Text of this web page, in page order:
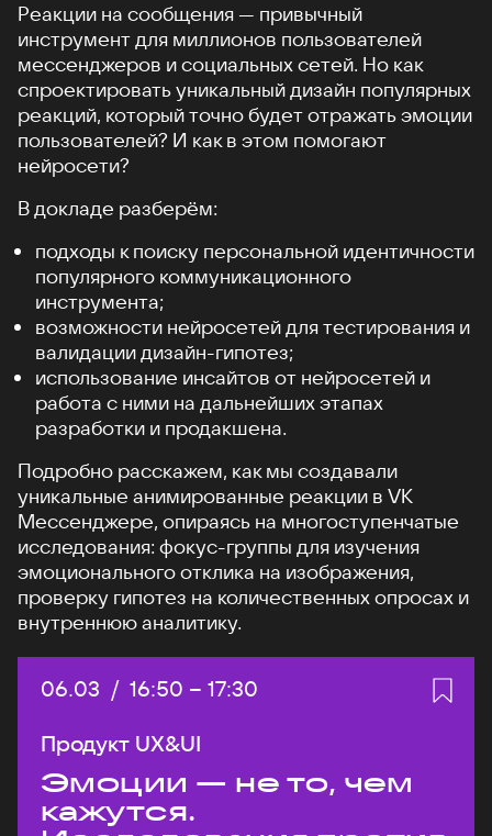
Реакции на сообщения — привычный
инструмент для миллионов пользователей
мессенджеров и социальных сетей. Но как
спроектировать уникальный дизайн популярных
реакций, который точно будет отражать эмоции
пользователей? И как в этом помогают
нейросети?
В докладе разберём:
подходы к поиску персональной идентичности
популярного коммуникационного
инструмента;
возможности нейросетей для тестирования и
валидации дизайн-гипотез;
использование инсайтов от нейросетей и
работа с ними на дальнейших этапах
разработки и продакшена.
Подробно расскажем, как мы создавали
уникальные анимированные реакции в VK
Мессенджере, опираясь на многоступенчатые
исследования: фокус-группы для изучения
эмоционального отклика на изображения,
проверку гипотез на количественных опросах и
внутреннюю аналитику.
Дата:
06.03 / Начало:
16:50 – Конец:
17:30
Продукт UX&UI
Эмоции — не то, чем
кажутся.